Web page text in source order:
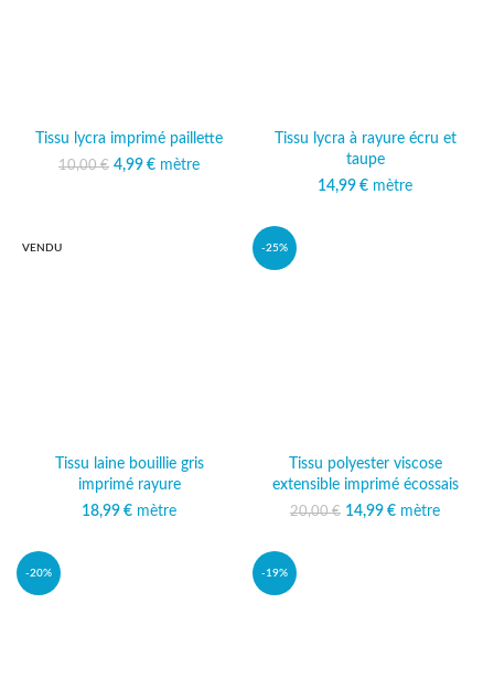
Tissu lycra imprimé paillette
10,00€ Le prix initial était :
4,99 €
Le prix
mètre
Tissu lycra à rayure écru et
taupe
14,99 € mètre
VENDU
Tissu laine bouillie gris
imprimé rayure
18,99 € mètre
-25%
Tissu polyester viscose
extensible imprimé écossais
20,00€ Le prix initial était :
14,99 €
Le prix
mètre
-20% -19%